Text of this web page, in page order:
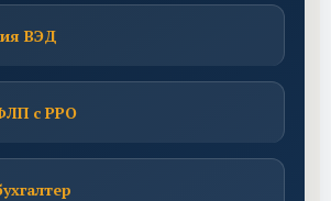
ВЭД
с РРО